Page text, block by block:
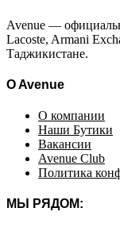
Avenue —
Lacoste, Armani
Таджикистане.
O Avenue
О компании
Наши Бутики
Вакансии
Avenue Club
Политика
МЫ РЯДОМ: